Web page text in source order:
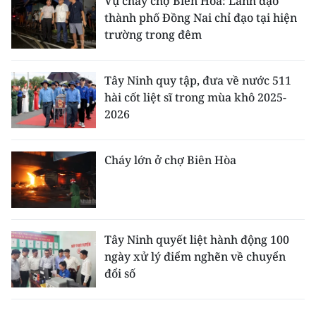
thành phố Đồng Nai chỉ đạo tại hiện
trường trong đêm
Tây Ninh quy tập, đưa về nước 511
hài cốt liệt sĩ trong mùa khô 2025-
2026
Cháy lớn ở chợ Biên Hòa
Tây Ninh quyết liệt hành động 100
ngày xử lý điểm nghẽn về chuyển
đổi số